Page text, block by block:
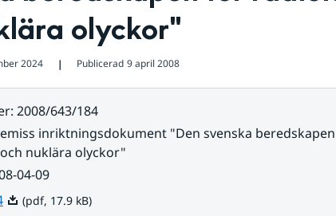
olyckor"
2024 ❘ Publicerad 9 april 2008
: 2008/643/184
inriktningsdokument "Den svenska
nuklära olyckor"
04-09
Pdf, 17.9 kB.
(pdf, 17.9 kB)